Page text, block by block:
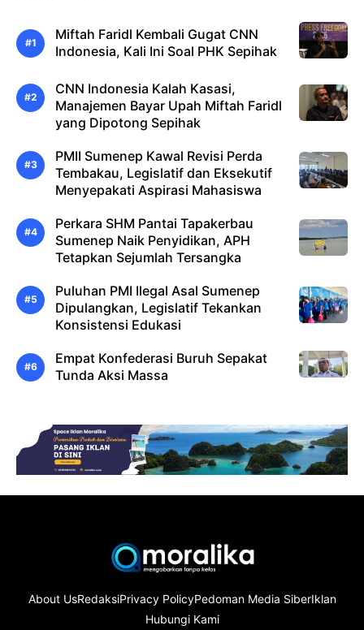
Miftah Faridl Kembali Gugat CNN
Indonesia, Kali Ini Soal PHK Sepihak
CNN Indonesia Kalah Kasasi,
Manajemen Bayar Upah Miftah Faridl
yang Dipotong Sepihak
PMII Sumenep Kawal Revisi Perda
Tembakau, Legislatif dan Eksekutif
Menyepakati Aspirasi Mahasiswa
Perkara SHM Pantai Tapakerbau
Sumenep Naik Penyidikan, APH
Tetapkan Sejumlah Tersangka
Puluhan PMI Ilegal Asal Sumenep
Dipulangkan, Legislatif Tekankan
Konsistensi Edukasi
Empat Konfederasi Buruh Sepakat
Tunda Aksi Massa
About UsRedaksiPrivacy PolicyPedoman Media SiberIklan
Hubungi Kami